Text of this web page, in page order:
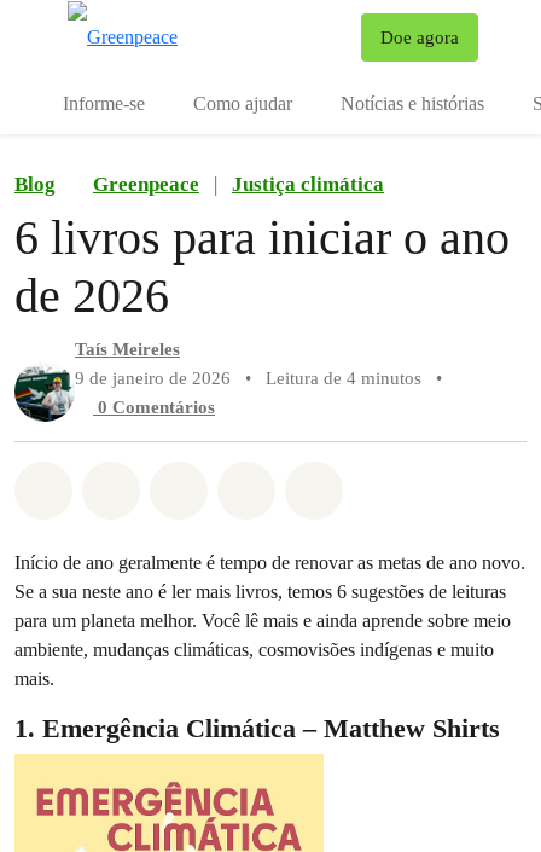
Doe agora
Informe-se Como ajudar Notícias e histórias
Blog Greenpeace | Justiça climática
6 livros para iniciar o ano
de 2026
Taís Meireles
9 de janeiro de 2026
• Leitura de 4 minutos
•
0 Comentários
Início de ano geralmente é tempo de renovar as metas de ano novo.
Se a sua neste ano é ler mais livros, temos 6 sugestões de leituras
para um planeta melhor. Você lê mais e ainda aprende sobre meio
ambiente, mudanças climáticas, cosmovisões indígenas e muito
mais.
1. Emergência Climática – Matthew Shirts